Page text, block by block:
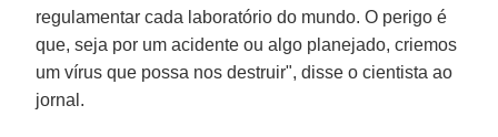
regulamentar cada laboratório do mundo. O perigo é
que, seja por um acidente ou algo planejado, criemos
um vírus que possa nos destruir", disse o cientista ao
jornal.